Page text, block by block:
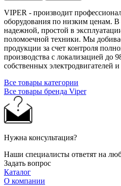
VIPER - производит
оборудования по низким ценам.
надежной, простой в
поломоечной техники. Мы
продукции за счет контроля
производства с локализацией до
собственных электродвигателей
Все товары категории
Все товары бренда Viper
Нужна консультация?
Наши специалисты ответят на
Задать вопрос
Каталог
О компании